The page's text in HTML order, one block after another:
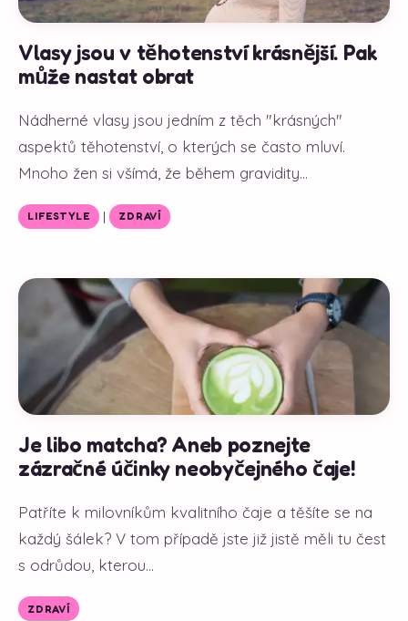
Vlasy jsou v těhotenství krásnější. Pak
může nastat obrat
Nádherné vlasy jsou jedním z těch "krásných"
aspektů těhotenství, o kterých se často mluví.
Mnoho žen si všímá, že během gravidity...
LIFESTYLE | ZDRAVÍ
Je libo matcha? Aneb poznejte
zázračné účinky neobyčejného čaje!
Patříte k milovníkům kvalitního čaje a těšíte se na
každý šálek? V tom případě jste již jistě měli tu čest
s odrůdou, kterou...
ZDRAVÍ